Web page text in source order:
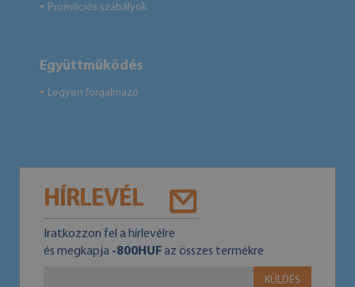
● Promóciós szabályok
Együttműködés
● Legyen forgalmazó
HÍRLEVÉL
Iratkozzon fel a hírlevélre
és megkapja -800HUFaz összes termékre
KÜLDÉS